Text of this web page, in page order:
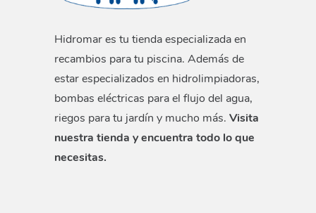
Hidromar es tu tienda especializada en
recambios para tu piscina. Además de
estar especializados en hidrolimpiadoras,
bombas eléctricas para el flujo del agua,
riegos para tu jardín y mucho más. Visita
nuestra tienda y encuentra todo lo que
necesitas.